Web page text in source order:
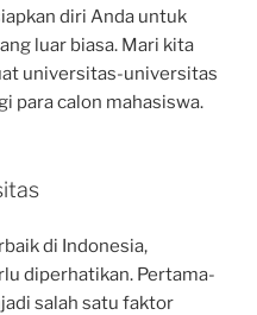
diri Anda untuk
luar biasa. Mari kita
universitas-universitas
para calon mahasiswa.
di Indonesia,
diperhatikan. Pertama-
salah satu faktor